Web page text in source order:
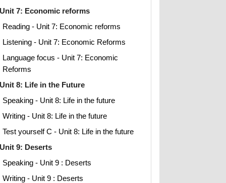
Unit 7: Economic reforms
Reading - Unit 7: Economic reforms
Listening - Unit 7: Economic Reforms
Language focus - Unit 7: Economic
Reforms
Unit 8: Life in the Future
Speaking - Unit 8: Life in the future
Writing - Unit 8: Life in the future
Test yourself C - Unit 8: Life in the future
Unit 9: Deserts
Speaking - Unit 9 : Deserts
Writing - Unit 9 : Deserts